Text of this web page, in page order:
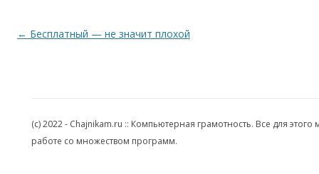
Навигация по записям
← Бесплатный — не значит плохой
(c) 2022 - Chajnikam.ru :: Компьютерная грамотность. Все для
работе со множеством программ.